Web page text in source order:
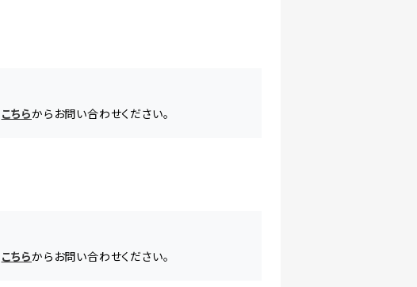
こちらからお問い合わせください。
こちらからお問い合わせください。